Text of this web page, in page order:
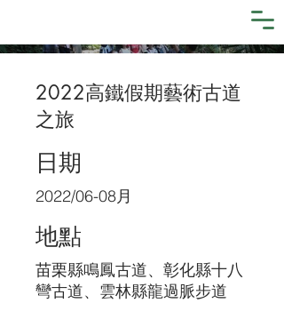
2022高鐵假期藝術古道
之旅
日期
2022/06-08月
地點
苗栗縣鳴鳳古道、彰化縣十八
彎古道、雲林縣龍過脈步道